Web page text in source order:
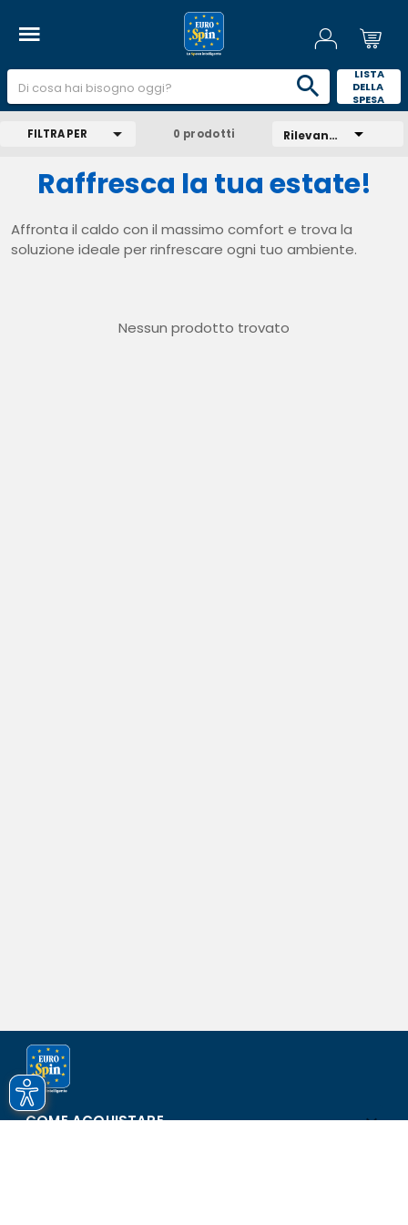
LISTA
DELLA
SPESA
FILTRA PER 0 prodotti Rilevanza
Raffresca la tua estate!
Affronta il caldo con il massimo comfort e trova la
soluzione ideale per rinfrescare ogni tuo ambiente.
Nessun prodotto trovato
COME ACQUISTARE